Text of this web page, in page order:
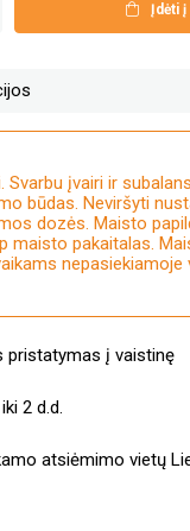
Įdėti
Svarbu įvairi ir
būdas. Neviršyti
dozės. Maisto
maisto pakaitalas.
nepasiekiamoje
pristatymas į vaistinę
2 d.d.
atsiėmimo vietų